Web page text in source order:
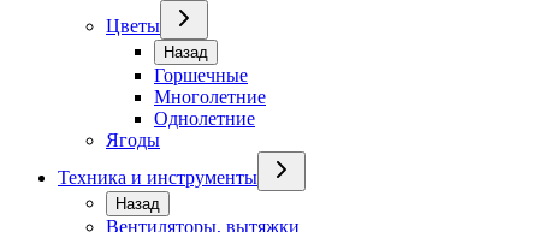
Цветы
Назад
Горшечные
Многолетние
Однолетние
Ягоды
Техника и инструменты
Назад
Вентиляторы, вытяжки